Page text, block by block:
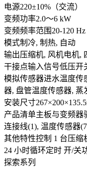
电源220±10%（交流）
变频功率2.0～6 kW
变频频率范围 20-120 Hz
模式制冷, 制热, 自动
输出压缩机, 风机电机
干接点输入信号低压开
模拟传感器进水温度传
器, 盘管温度传感器, 蒸
安装尺寸
产品清单主板与变频器
连接线(1), 温度传感器
其他特性控制 1 台压缩
24 小时循环定时 开/关
探索系列